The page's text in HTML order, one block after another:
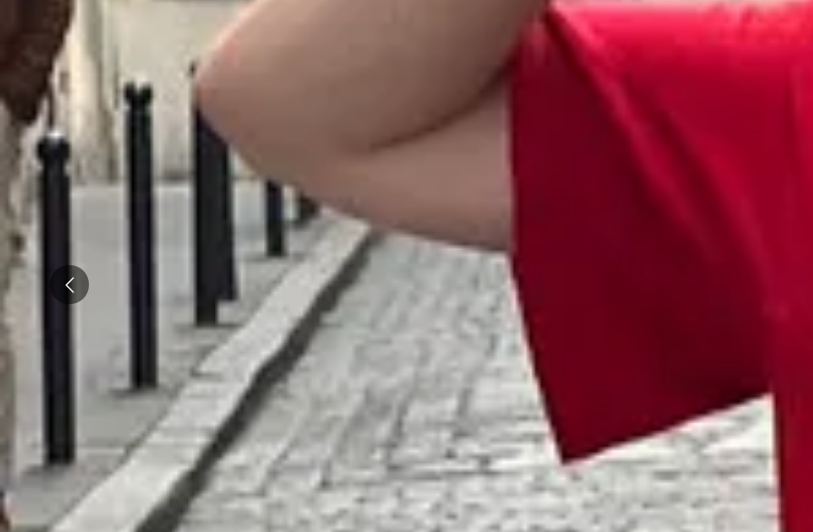
Wijnproeverij & wijnhuizen Dordogne
Champagnehuizen Epernay
Wijnproeverij & wijnhuizen Frankrijk
Champagnehuizen Hautvillers
Wijnproeverij & wijnhuizen Parijs
Champagnehuizen Reims
Wijnproeverij & wijnhuizen Sancerre
Champagnehuizen Troyes
Champagnehuizen Verzenay
Alle overnachtingen op een wijngaard
Prev